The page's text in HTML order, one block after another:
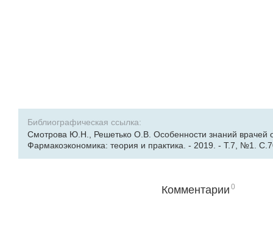
Библиографическая ссылка:
Смотрова Ю.Н., Решетько О.В. Особенности знаний врачей
Фармакоэкономика: теория и практика. - 2019. - Т.7, №1.
Комментарии 0